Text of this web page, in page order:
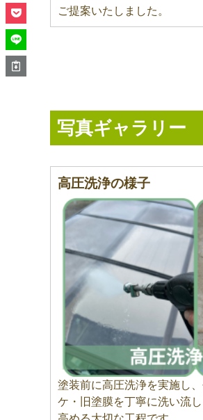
ご提案いたしました。
写真ギャラリー
高圧洗浄の様子
塗装前に高圧洗浄を実施し
ケ・旧塗膜を丁寧に洗い流